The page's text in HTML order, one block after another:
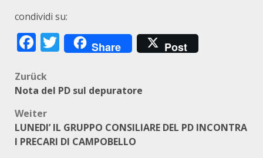
condividi su:
Facebook
Twitter
Share Post
Beitragsnavigation
Zurück
Nota del PD sul depuratore
Weiter
LUNEDI’ IL GRUPPO CONSILIARE DEL PD INCONTRA
I PRECARI DI CAMPOBELLO